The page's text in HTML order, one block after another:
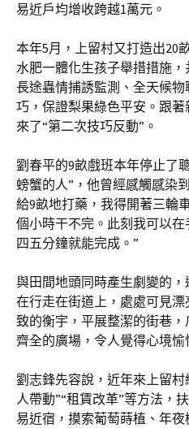
易近戶均增收跨越1萬元。
本年5月，上留村又打造出20
水肥一體化生孩子舉措措施，
長途蟲情捕誘監測、全天候
巧，保證梨果綠色平安。跟
來了“第二次技巧反動”。
劉春平的9畝戲班本年停止了
螃蟹的人”，他曾經感觸感染
給9畝地打藥，我得開著三輪
個小時干不完。此刻我可以
四五分鐘就能完成。”
與田間地頭同時產生劇變的
在行走在街道上，處處可見
致的衡宇，平展整潔的街巷
齊全的廣場，令人覺得心境愉
劉志鋒先容說，近年來上留村
人帶動”“租賃改革”等方法，
易近宿，摸索葡萄蒔植、年